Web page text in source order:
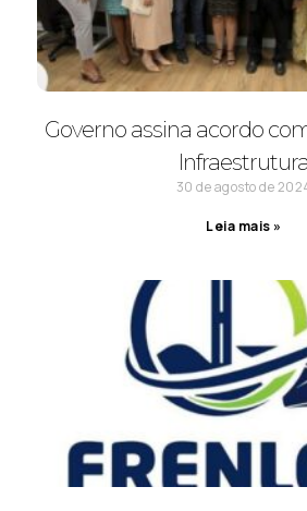
Governo assina acordo
Infraestrutura
30 de agosto de
Leia mais »